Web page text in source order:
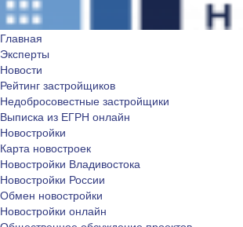
Главная
Эксперты
Новости
Рейтинг застройщиков
Недобросовестные застройщики
Выписка из ЕГРН онлайн
Новостройки
Карта новостроек
Новостройки Владивостока
Новостройки России
Обмен новостройки
Новостройки онлайн